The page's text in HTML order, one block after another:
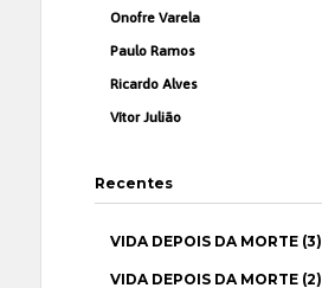
Onofre Varela
Paulo Ramos
Ricardo Alves
Vítor Julião
Recentes
VIDA DEPOIS DA MORTE (3)
VIDA DEPOIS DA MORTE (2)